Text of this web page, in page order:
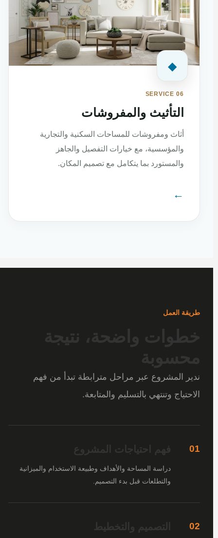
◆
SERVICE 06
التأثيث والمفروشات
أثاث ومفروشات للمساحات السكنية والتجارية
والمؤسسية، مع خيارات التفصيل والجاهز
والمستورد بما يتكامل مع تصميم المكان.
←
طريقة العمل
خطوات واضحة، نتيجة
محسوبة
ندير المشروع عبر مراحل مترابطة تبدأ من فهم
الاحتياج وتنتهي بالتسليم والمتابعة.
01 فهم احتياجات المشروع
دراسة المساحة والأهداف وطبيعة الاستخدام والميزانية
والتطلعات قبل بدء التصميم.
02 التصميم والتخطيط